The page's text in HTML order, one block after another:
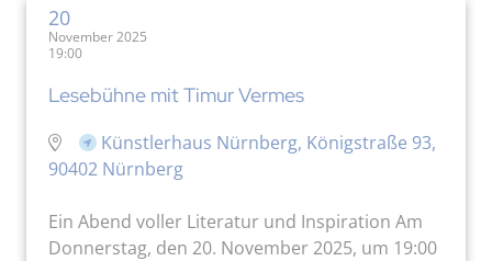
20
November 2025
19:00
Lesebühne mit Timur Vermes
Künstlerhaus Nürnberg, Königstraße 93,
90402 Nürnberg
Ein Abend voller Literatur und Inspiration Am
Donnerstag, den 20. November 2025, um 19:00